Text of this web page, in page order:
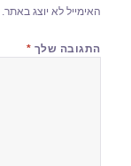
האימייל לא יוצג באתר.
התגובה שלך *